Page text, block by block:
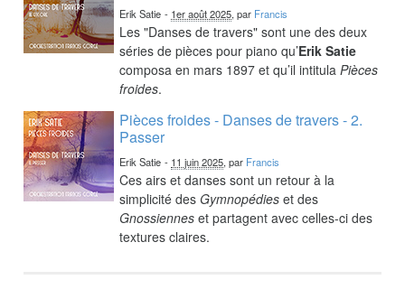
Erik Satie - 1er août 2025, par Francis
Les "Danses de travers" sont une des deux
séries de pièces pour piano qu’Erik Satie
composa en mars 1897 et qu’il intitulaPièces
froides.
Pièces froides - Danses de travers - 2.
Passer
Erik Satie - 11 juin 2025, par Francis
Ces airs et danses sont un retour à la
simplicité desGymnopédies et des
Gnossiennes et partagent avec celles-ci des
textures claires.